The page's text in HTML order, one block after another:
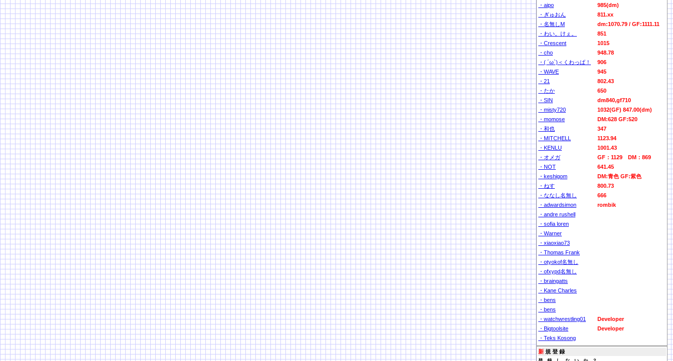
・aipo
985(dm)
・ぎゅおん
811.xx
・名無しM
dm:1070.79 / GF:1111.11
・わい。けぇ。
851
・Crescent
1015
・cho
948.78
・( ´ω`)＜くわっぱ！
906
・WAVE
945
・21
802.43
・たか
650
・SIN
dm840,gf710
・misty720
1032(GF) 847.00(dm)
・momose
DM:628 GF:520
・和也
347
・MITCHELL
1123.94
・KENLU
1001.43
・オメガ
GF：1129 DM：869
・NOT
641.45
・keshigom
DM:青色 GF:紫色
・ねす
800.73
・ななし名無し
666
・adwardsimon
rombik
・andre rushell
・sofia loren
・Warner
・xiaoxiao73
・Thomas Frank
・otyokof名無し
・ofxypd名無し
・braingatts
・Kane Charles
・bens
・bens
・watchwrestling01
Developer
・Bigtoolsite
Developer
・Teks Kosong
新 規 登 録